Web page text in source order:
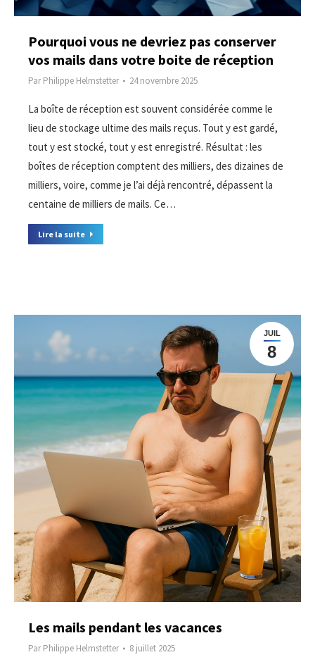
Pourquoi vous ne devriez pas conserver
vos mails dans votre boite de réception
ParPhilippe Helmstetter 24 novembre 2025
La boîte de réception est souvent considérée comme le
lieu de stockage ultime des mails reçus. Tout y est gardé,
tout y est stocké, tout y est enregistré. Résultat : les
boîtes de réception comptent des milliers, des dizaines de
milliers, voire, comme je l’ai déjà rencontré, dépassent la
centaine de milliers de mails. Ce…
Lire la suite
JUIL
8
Les mails pendant les vacances
ParPhilippe Helmstetter 8 juillet 2025